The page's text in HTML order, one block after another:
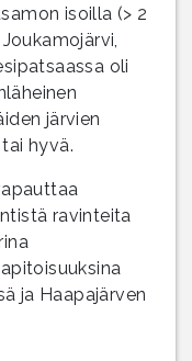
isoilla (> 2
oli
järvien
hyvä.
ravinteita
ja Haapajärven